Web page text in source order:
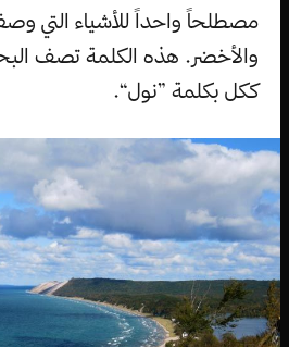
مصطلحاً واحداً للأشياء التي
والأخضر. هذه الكلمة تصف
ككل بكلمة ”نول“.